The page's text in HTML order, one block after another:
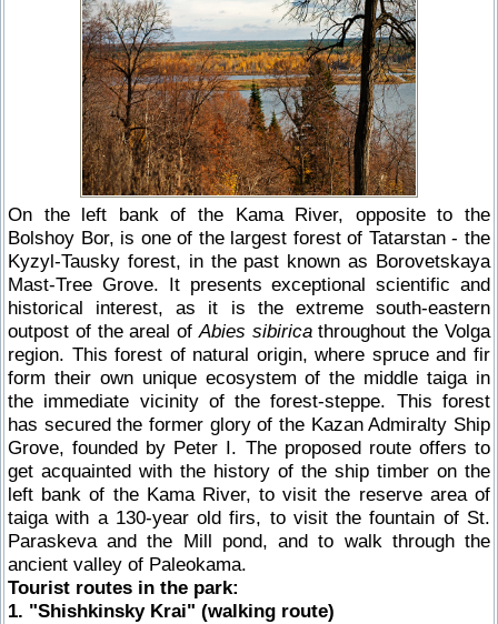
On the left bank of the Kama River, opposite to the
Bolshoy Bor, is one of the largest forest of Tatarstan - the
Kyzyl-Tausky forest, in the past known as Borovetskaya
Mast-Tree Grove. It presents exceptional scientific and
historical interest, as it is the extreme south-eastern
outpost of the areal ofAbies sibiricathroughout the Volga
region. This forest of natural origin, where spruce and fir
form their own unique ecosystem of the middle taiga in
the immediate vicinity of the forest-steppe. This forest
has secured the former glory of the Kazan Admiralty Ship
Grove, founded by Peter I. The proposed route offers to
get acquainted with the history of the ship timber on the
left bank of the Kama River, to visit the reserve area of
taiga with a 130-year old firs, to visit the fountain of St.
Paraskeva and the Mill pond, and to walk through the
ancient valley of Paleokama.
Tourist routes in the park:
1. "Shishkinsky Krai" (walking route)